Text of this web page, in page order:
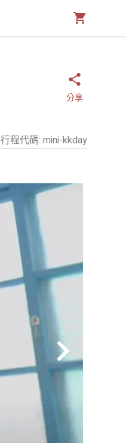
分享
行程代碼: mini-kkday